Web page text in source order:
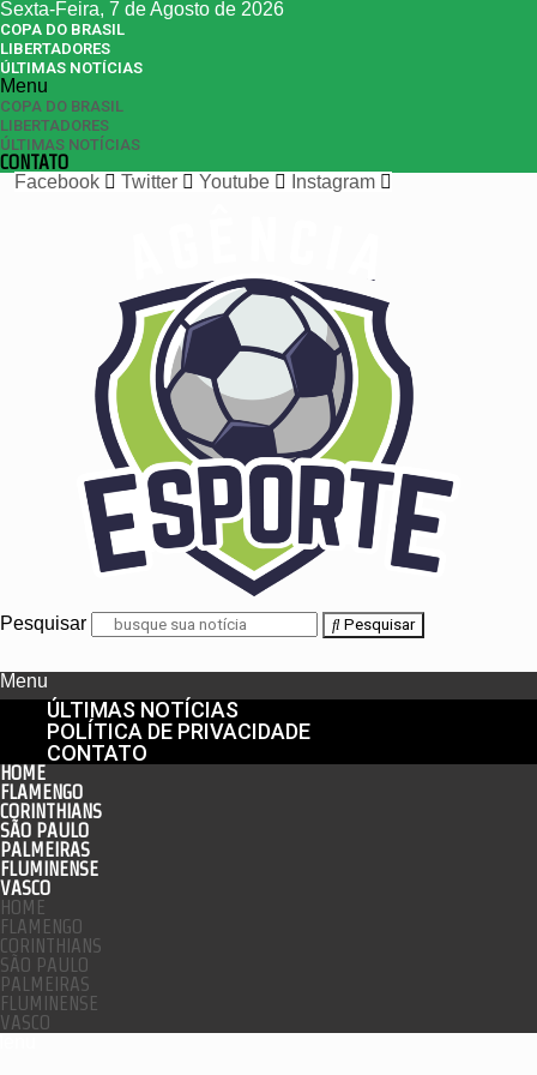
Sexta-Feira, 7 de Agosto de 2026
COPA DO BRASIL
LIBERTADORES
ÚLTIMAS NOTÍCIAS
Menu
COPA DO BRASIL
LIBERTADORES
ÚLTIMAS NOTÍCIAS
CONTATO
Facebook
Twitter Youtube Instagram
Pesquisar Pesquisar
Menu
ÚLTIMAS NOTÍCIAS
POLÍTICA DE PRIVACIDADE
CONTATO
HOME
FLAMENGO
CORINTHIANS
SÃO PAULO
PALMEIRAS
FLUMINENSE
VASCO
HOME
FLAMENGO
CORINTHIANS
SÃO PAULO
PALMEIRAS
FLUMINENSE
VASCO